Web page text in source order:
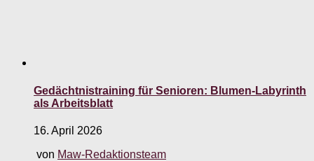
Gedächtnistraining für Senioren: Blumen-Labyrinth
als Arbeitsblatt
16. April 2026
von Maw-Redaktionsteam